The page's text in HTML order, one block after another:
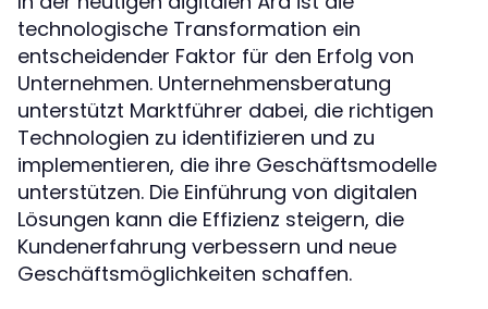
technologische Transformation ein
entscheidender Faktor für den Erfolg von
Unternehmen. Unternehmensberatung
unterstützt Marktführer dabei, die richtigen
Technologien zu identifizieren und zu
implementieren, die ihre Geschäftsmodelle
unterstützen. Die Einführung von digitalen
Lösungen kann die Effizienz steigern, die
Kundenerfahrung verbessern und neue
Geschäftsmöglichkeiten schaffen.